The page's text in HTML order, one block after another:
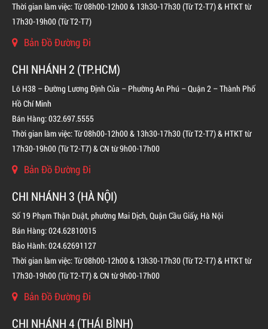
LIÊN HỆ
Thời gian làm việc: Từ 08h00-12h00 & 13h30-17h30 (Từ T2-T7) & HTKT từ
17h30-19h00 (Từ T2-T7)
Bản Đồ Đường Đi
CHI NHÁNH 2 (TP.HCM)
Lô H38 – Đường Lương Định Của – Phường An Phú – Quận 2 – Thành Phố
Hồ Chí Minh
Bán Hàng: 032.697.5555
Thời gian làm việc: Từ 08h00-12h00 & 13h30-17h30 (Từ T2-T7) & HTKT từ
17h30-19h00 (Từ T2-T7) & CN từ 9h00-17h00
Bản Đồ Đường Đi
CHI NHÁNH 3 (HÀ NỘI)
Số 19 Phạm Thận Duật, phường Mai Dịch, Quận Cầu Giấy, Hà Nội
Bán Hàng: 024.62810015
Bảo Hành: 024.62691127
Thời gian làm việc: Từ 08h00-12h00 & 13h30-17h30 (Từ T2-T7) & HTKT từ
17h30-19h00 (Từ T2-T7) & CN từ 9h00-17h00
Bản Đồ Đường Đi
CHI NHÁNH 4 (THÁI BÌNH)